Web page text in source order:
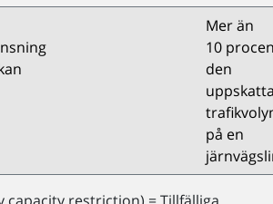
Mer än
10
den
på en